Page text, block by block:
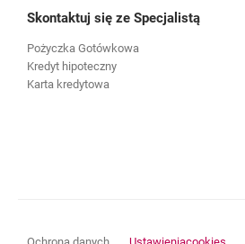
Skontaktuj się ze Specjalistą
Pożyczka Gotówkowa
Kredyt hipoteczny
Karta kredytowa